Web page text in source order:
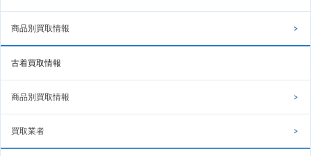
商品別買取情報
古着買取情報
商品別買取情報
買取業者